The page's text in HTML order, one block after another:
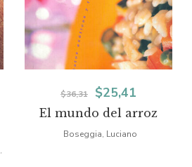
,
El mundo del arroz
$36,31
El
precio
original
$25,41
precio
Boseggia, Luciano